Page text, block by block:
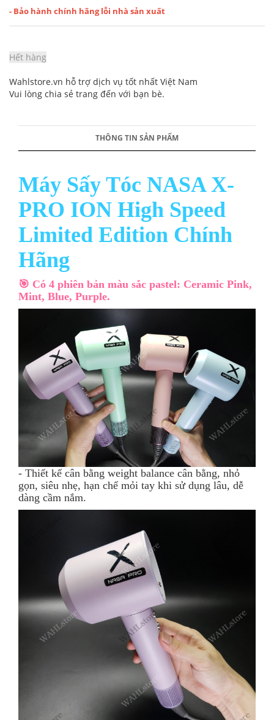
- Bảo hành chính hãng lỗi nhà sản xuất
Hết hàng
Wahlstore.vn hỗ trợ dịch vụ tốt nhất Việt Nam
Vui lòng chia sẻ trang đến với bạn bè.
THÔNG TIN SẢN PHẨM
Máy Sấy Tóc NASA X-
PRO ION High Speed
Limited Edition Chính
Hãng
🎯 Có 4 phiên bản màu sắc pastel: Ceramic Pink,
Mint, Blue, Purple.
- Thiết kế cân bằng weight balance cân bằng, nhỏ
gọn, siêu nhẹ, hạn chế mỏi tay khi sử dụng lâu, dễ
dàng cầm nắm.